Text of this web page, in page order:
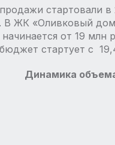
стартовали
В ЖК «Оливковый
от 19 млн
стартует с
Динамика